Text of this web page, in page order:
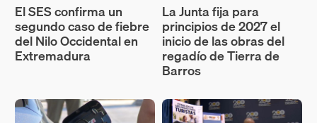
El SES confirma un
segundo caso de fiebre
del Nilo Occidental en
Extremadura
La Junta fija para
principios de 2027 el
inicio de las obras del
regadío de Tierra de
Barros